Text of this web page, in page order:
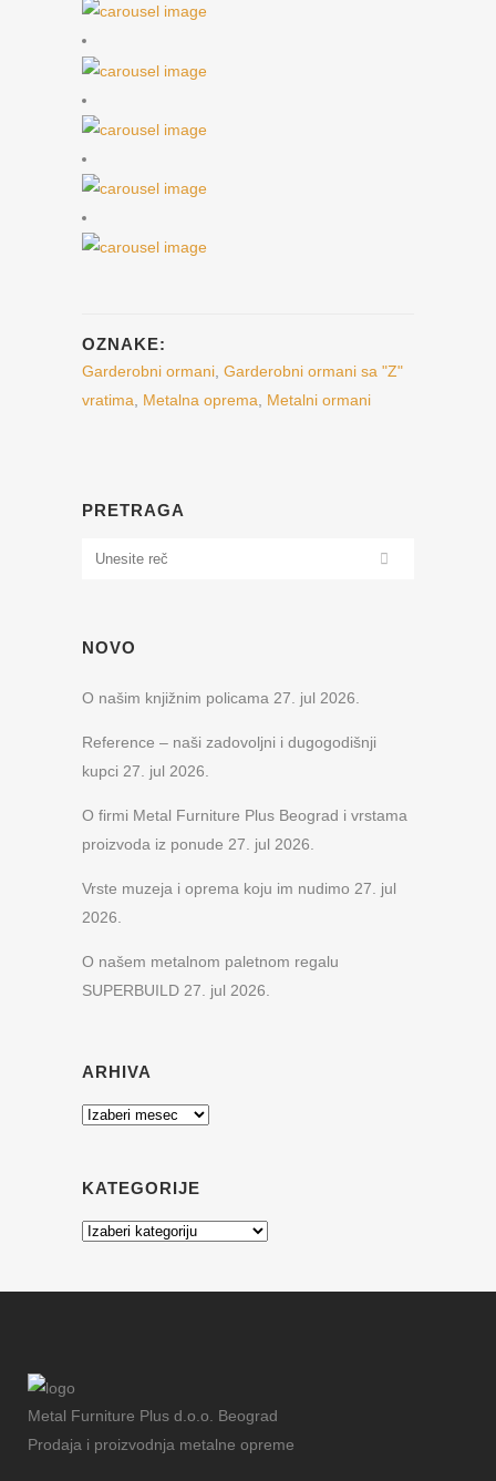
OZNAKE:
Garderobni ormani, Garderobni ormani sa "Z"
vratima, Metalna oprema, Metalni ormani
PRETRAGA
NOVO
O našim knjižnim policama 27. jul 2026.
Reference – naši zadovoljni i dugogodišnji
kupci 27. jul 2026.
O firmi Metal Furniture Plus Beograd i vrstama
proizvoda iz ponude 27. jul 2026.
Vrste muzeja i oprema koju im nudimo 27. jul
2026.
O našem metalnom paletnom regalu
SUPERBUILD 27. jul 2026.
ARHIVA
Arhiva
KATEGORIJE
Kategorije
Metal Furniture Plus d.o.o. Beograd
Prodaja i proizvodnja metalne opreme